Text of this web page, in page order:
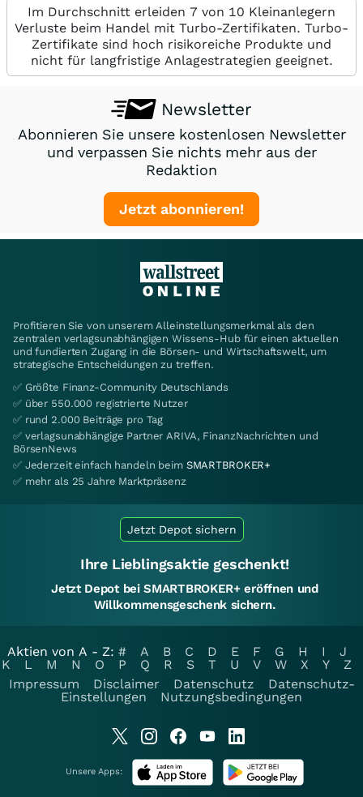
Im Durchschnitt erleiden 7 von 10 Kleinanlegern
Verluste beim Handel mit Turbo-Zertifikaten. Turbo-
Zertifikate sind hoch risikoreiche Produkte und
nicht für langfristige Anlagestrategien geeignet.
Newsletter
Abonnieren Sie unsere kostenlosen Newsletter
und verpassen Sie nichts mehr aus der
Redaktion
Jetzt abonnieren!
Profitieren Sie von unserem Alleinstellungsmerkmal als den
zentralen verlagsunabhängigen Wissens-Hub für einen aktuellen
und fundierten Zugang in die Börsen- und Wirtschaftswelt, um
strategische Entscheidungen zu treffen.
✅ Größte Finanz-Community Deutschlands
✅ über 550.000 registrierte Nutzer
✅ rund 2.000 Beiträge pro Tag
✅ verlagsunabhängige Partner ARIVA, FinanzNachrichten und
BörsenNews
✅ Jederzeit einfach handeln beim SMARTBROKER+
✅ mehr als 25 Jahre Marktpräsenz
Jetzt Depot sichern
Ihre Lieblingsaktie geschenkt!
Jetzt Depot bei SMARTBROKER+ eröffnen und
Willkommensgeschenk sichern.
Aktien von A - Z: # A B C D E F G H I
J
K
L M N O P Q R S T U V W X Y
Z
Impressum
Disclaimer Datenschutz
Datenschutz-
Einstellungen
Nutzungsbedingungen
Unsere Apps: